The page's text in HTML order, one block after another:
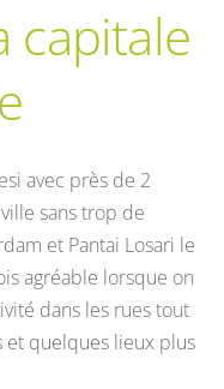
capitale
avec près de 2
sans trop de
et Pantai Losari le
agréable lorsque on
dans les rues tout
et quelques lieux plus